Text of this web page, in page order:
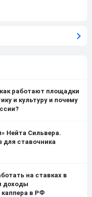
работают площадки
и культуру и почему
Нейта Сильвера.
для ставочника
на ставках в
доходы
в РФ